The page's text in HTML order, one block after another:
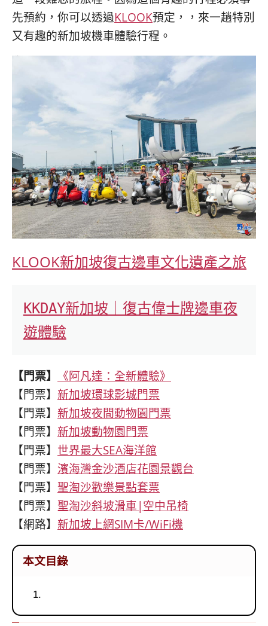
先預約，你可以透過KLOOK預定，，來一趟特別
又有趣的新加坡機車體驗行程。
KLOOK新加坡復古邊車文化遺產之旅
KKDAY新加坡｜復古偉士牌邊車夜
遊體驗
【門票】
《阿凡達：全新體驗》
【門票】 新加坡環球影城門票
【門票】 新加坡夜間動物園門票
【門票】 新加坡動物園門票
【門票】 世界最大SEA海洋館
【門票】 濱海灣金沙酒店花園景觀台
【門票】 聖淘沙歡樂景點套票
【門票】 聖淘沙斜坡滑車|空中吊椅
【網路】 新加坡上網SIM卡/WiFi機
本文目錄